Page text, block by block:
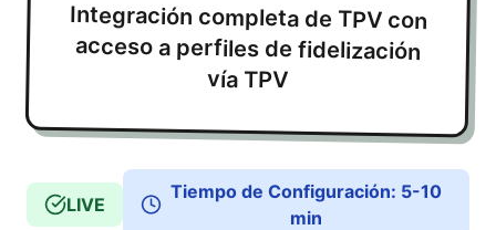
Integración completa de TPV con
acceso a perfiles de fidelización
vía TPV
LIVE
Tiempo de Configuración: 5-10
min